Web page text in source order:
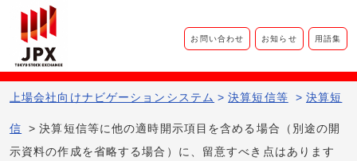
お問い合わせ お知らせ 用語集
上場会社向けナビゲーションシステム​ > 決算短信等 > 決算短
信 > 決算短信等に他の適時開示項目を含める場合（別途の開
示資料の作成を省略する場合）に、留意すべき点はあります